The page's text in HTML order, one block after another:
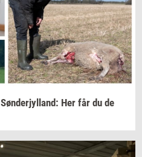
Søn­derjyl­land: Her får du de